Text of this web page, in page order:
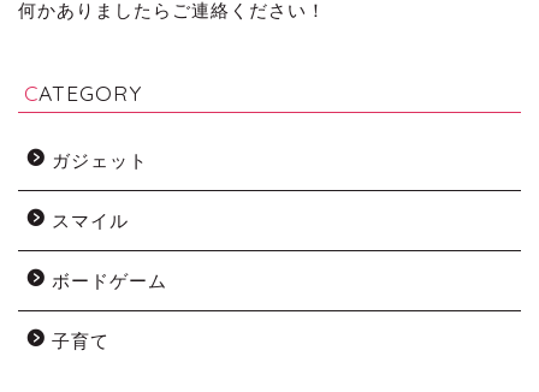
何かありましたらご連絡ください！
CATEGORY
ガジェット
スマイル
ボードゲーム
子育て